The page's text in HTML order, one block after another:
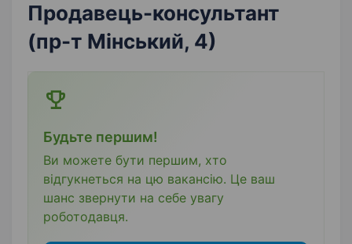
Продавець-консультант
(пр-т Мінський, 4)
Будьте першим!
Ви можете бути першим, хто
відгукнеться на цю вакансію. Це ваш
шанс звернути на себе увагу
роботодавця.